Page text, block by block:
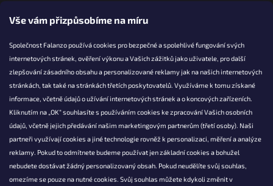
Vše vám přizpůsobíme na míru
Společnost Falanzo používá cookies pro bezpečné a spolehlivé fungování svých
internetových stránek, ověření výkonu a Vašich zážitků jako uživatele, pro další
zlepšování zásadního obsahu a personalizované reklamy jak na našich internetových
stránkách, tak také na stránkách třetích poskytovatelů. Využíváme k tomu získané
informace, včetně údajů o užívání internetových stránek a o koncových zařízeních.
Kliknutím na „OK“ souhlasíte s používáním cookies ke zpracování Vašich osobních
údajů, včetně jejich předávání našim marketingovým partnerům (třetí osoby). Naši
partneři využívají cookies a jiné technologie rovněž k personalizaci, měření a analýze
reklamy. Pokud to odmítnete budeme používat jen základní cookies a bohužel
nebudete dostávat žádný personalizovaný obsah. Pokud neudělíte svůj souhlas,
omezíme se pouze na nutné cookies. Svůj souhlas můžete kdykoli změnit v
KONTAKT
info@falanzo.cz
Falanzo.cz
FalanzoCZ